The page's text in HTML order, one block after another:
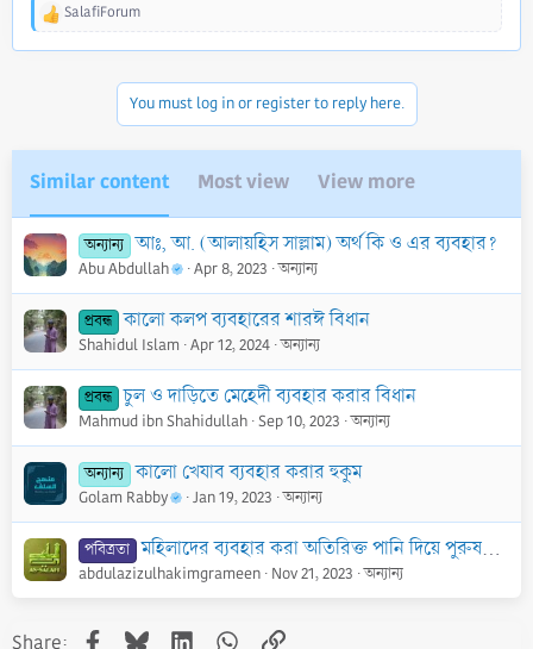
R
o
n
s
:
SalafiForum
You must log in or register to reply here.
Similar content Most view View more
অন্যান্য আঃ, আ. (আলায়হিস সাল্লাম) অর্থ কি ও এর ব্যবহার?
Abu Abdullah Apr 8, 2023 অন্যান্য
প্রবন্ধ কালো কলপ ব্যবহারের শারঈ বিধান
Shahidul Islam Apr 12, 2024 অন্যান্য
প্রবন্ধ চুল ও দাড়িতে মেহেদী ব্যবহার করার বিধান
Mahmud ibn Shahidullah Sep 10, 2023 অন্যান্য
অন্যান্য কালো খেযাব ব্যবহার করার হুকুম
Golam Rabby Jan 19, 2023 অন্যান্য
পবিত্রতা মহিলাদের ব্যবহার করা অতিরিক্ত পানি দিয়ে পুরুষদের গোসল করা বৈধ কি না
abdulazizulhakimgrameen Nov 21, 2023 অন্যান্য
Share: Facebook
BlueskyLinkedInWhatsApp
Link